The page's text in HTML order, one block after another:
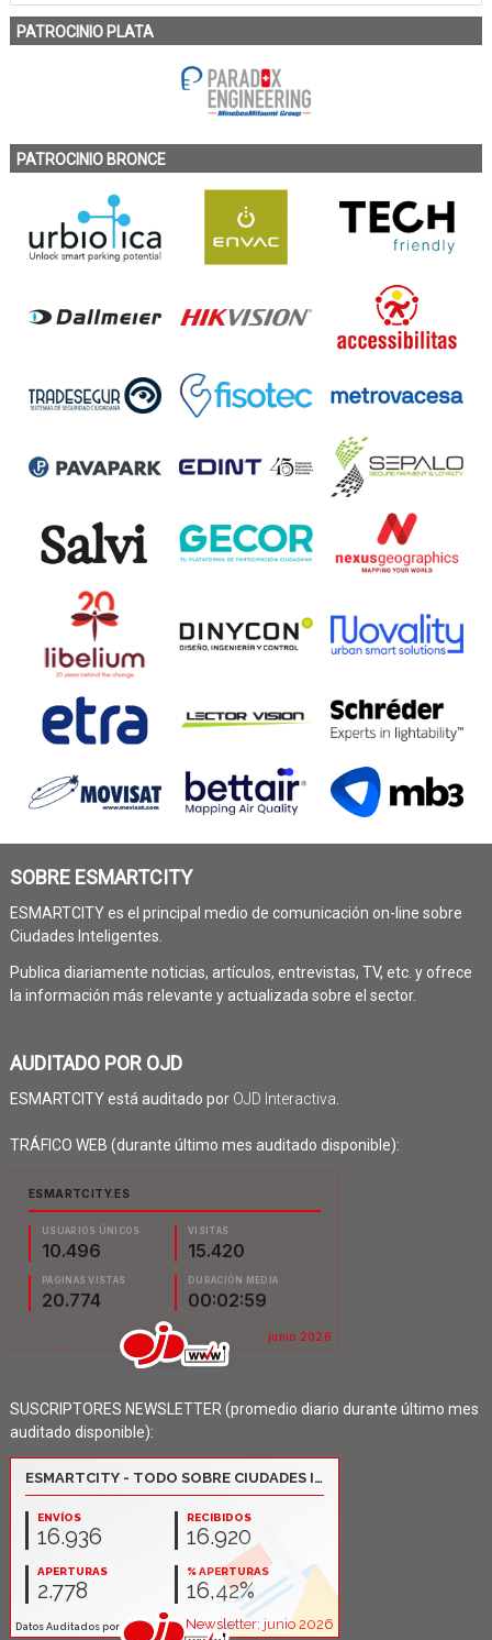
PATROCINIO PLATA
PATROCINIO BRONCE
SOBRE ESMARTCITY
ESMARTCITY es el principal medio de comunicación on-line sobre
Ciudades Inteligentes.
Publica diariamente noticias, artículos, entrevistas, TV, etc. y ofrece
la información más relevante y actualizada sobre el sector.
AUDITADO POR OJD
ESMARTCITY está auditado por OJD Interactiva.
TRÁFICO WEB (durante último mes auditado disponible):
SUSCRIPTORES NEWSLETTER (promedio diario durante último mes
auditado disponible):